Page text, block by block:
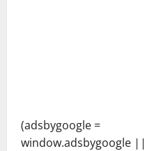
(adsbygoogle =
window.adsbygoogle ||